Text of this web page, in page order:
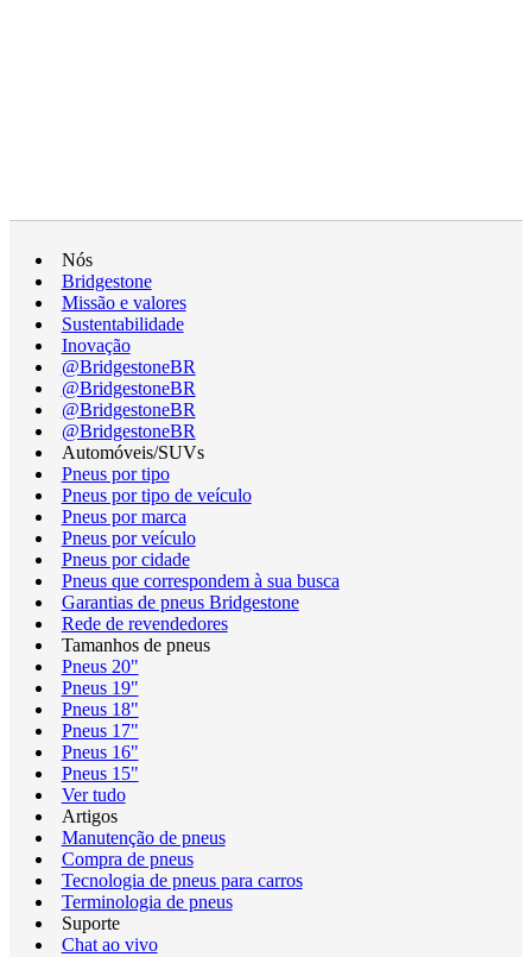
Nós
Bridgestone
Missão e valores
Sustentabilidade
Inovação
@BridgestoneBR
@BridgestoneBR
@BridgestoneBR
@BridgestoneBR
Automóveis/SUVs
Pneus por tipo
Pneus por tipo de veículo
Pneus por marca
Pneus por veículo
Pneus por cidade
Pneus que correspondem à sua busca
Garantias de pneus Bridgestone
Rede de revendedores
Tamanhos de pneus
Pneus 20"
Pneus 19"
Pneus 18"
Pneus 17"
Pneus 16"
Pneus 15"
Ver tudo
Artigos
Manutenção de pneus
Compra de pneus
Tecnologia de pneus para carros
Terminologia de pneus
Suporte
Chat ao vivo